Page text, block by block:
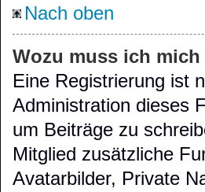
Nach oben
Wozu muss ich
Eine Registrierung ist
Administration dieses
um Beiträge zu
Mitglied zusätzliche
Avatarbilder, Private